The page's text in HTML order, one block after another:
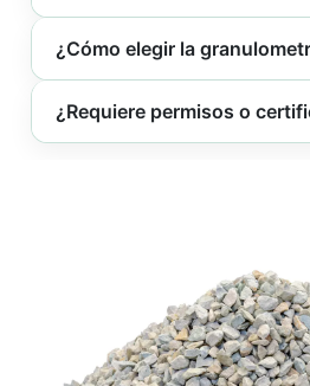
¿Cómo elegir la
¿Requiere permisos o